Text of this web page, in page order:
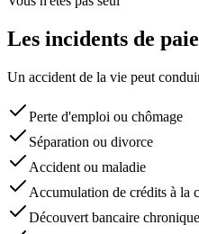
Les incidents de
Un accident de la vie peut
Perte d'emploi ou chômage
Séparation ou divorce
Accident ou maladie
Accumulation de crédits à la
Découvert bancaire chronique